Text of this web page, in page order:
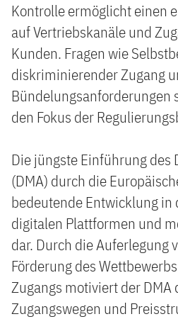
Kontrolle ermöglicht einen
auf Vertriebskanäle und
Kunden. Fragen wie
diskriminierender Zugang
Bündelungsanforderungen
den Fokus der
Die jüngste Einführung des
(DMA) durch die
bedeutende Entwicklung in
digitalen Plattformen und
dar. Durch die Auferlegung
Förderung des
Zugangs motiviert der DMA
Zugangswegen und